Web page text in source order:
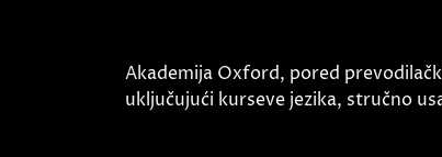
Akademija Oxford, pored
uključujući kurseve jezika, stručno